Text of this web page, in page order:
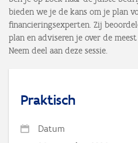
bieden we je de kans om je plan
financieringsexperten. Zij
plan en adviseren je over de
Neem deel aan deze sessie.
Praktisch
Datum